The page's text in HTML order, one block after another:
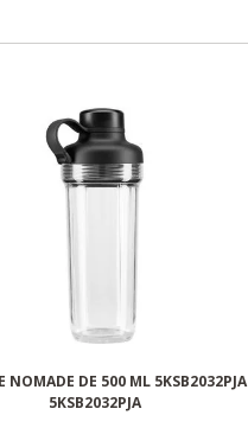
NOMADE DE 500 ML 5KSB2032PJA
5KSB2032PJA